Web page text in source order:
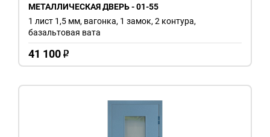
МЕТАЛЛИЧЕСКАЯ ДВЕРЬ - 01-55
41 100 o
1 лист 1,5 мм, вагонка, 1 замок, 2 контура,
базальтовая вата